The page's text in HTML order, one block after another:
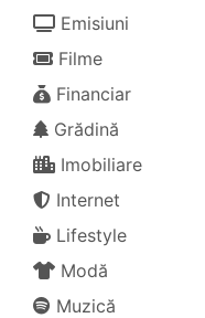
Emisiuni
Filme
Financiar
Grădină
Imobiliare
Internet
Lifestyle
Modă
Muzică